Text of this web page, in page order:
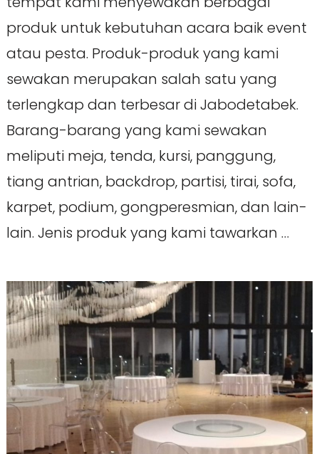
produk untuk kebutuhan acara baik event
atau pesta. Produk-produk yang kami
sewakan merupakan salah satu yang
terlengkap dan terbesar di Jabodetabek.
Barang-barang yang kami sewakan
meliputi meja, tenda, kursi, panggung,
tiang antrian, backdrop, partisi, tirai, sofa,
karpet, podium, gongperesmian, dan lain-
lain. Jenis produk yang kami tawarkan …